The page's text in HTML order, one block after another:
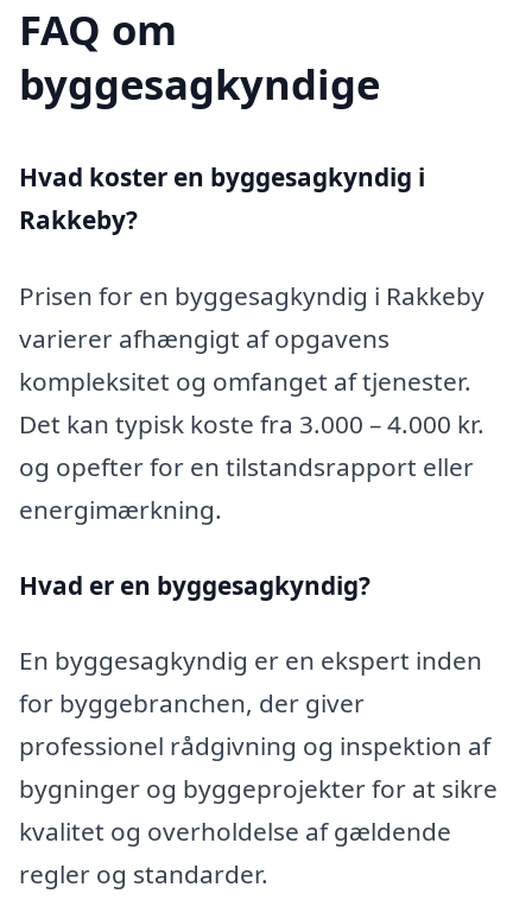
FAQ om
byggesagkyndige
Hvad koster en byggesagkyndig i
Rakkeby?
Prisen for en byggesagkyndig i Rakkeby
varierer afhængigt af opgavens
kompleksitet og omfanget af tjenester.
Det kan typisk koste fra 3.000 – 4.000 kr.
og opefter for en tilstandsrapport eller
energimærkning.
Hvad er en byggesagkyndig?
En byggesagkyndig er en ekspert inden
for byggebranchen, der giver
professionel rådgivning og inspektion af
bygninger og byggeprojekter for at sikre
kvalitet og overholdelse af gældende
regler og standarder.